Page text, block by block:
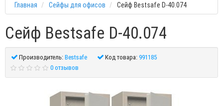
Главная Сейфы для офисов Сейф Bestsafe D-40.074
Сейф Bestsafe D-40.074
Производитель:Bestsafe Код товара:991185
0 отзывов